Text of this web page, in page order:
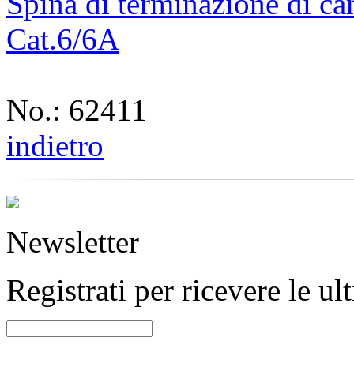
Cat.6/6A
No.: 62411
indietro
Newsletter
Registrati per ricevere le